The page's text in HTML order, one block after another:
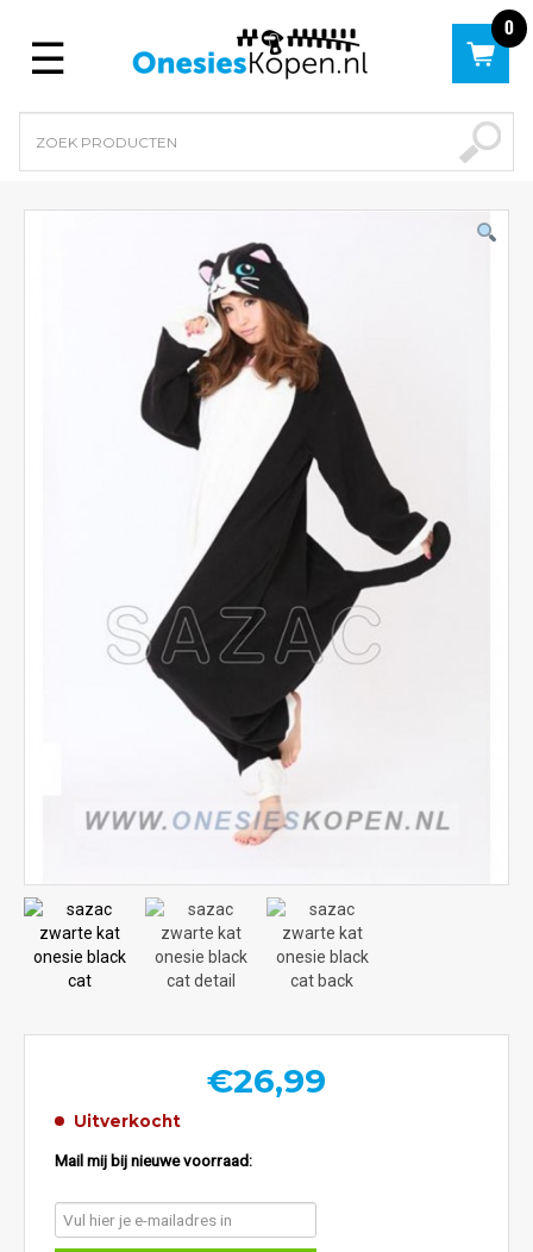
Menu
0
€26,99
Uitverkocht
Mail mij bij nieuwe voorraad: